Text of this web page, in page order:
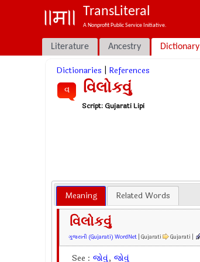
TransLiteral
A Nonprofit Public Service Initiative.
Literature Ancestry Dictionary
Dictionaries References
વ વિલોકવું
Script: Gujarati Lipi
Meaning Related Words
વિલોકવું
ગુજરાતી (Gujarati) WordNet| Gujarati Gujarati |
See : જોવું, જોવું